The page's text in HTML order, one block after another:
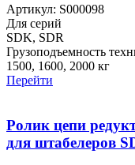
Артикул: S000098
Для серий
SDK, SDR
Грузоподъемность
1500, 1600, 2000 кг
Перейти
Ролик цепи
для штабелеров